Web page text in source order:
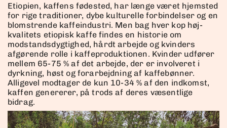
Etiopien, kaffens fødested, har længe været hjemsted
for rige traditioner, dybe kulturelle forbindelser og en
blomstrende kaffeindustri. Men bag hver kop høj-
kvalitets etiopisk kaffe findes en historie om
modstandsdygtighed, hårdt arbejde og kvinders
afgørende rolle i kaffeproduktionen. Kvinder udfører
mellem 65-75 % af det arbejde, der er involveret i
dyrkning, høst og forarbejdning af kaffebønner.
Alligevel modtager de kun 10-34 % af den indkomst,
kaffen genererer, på trods af deres væsentlige
bidrag.